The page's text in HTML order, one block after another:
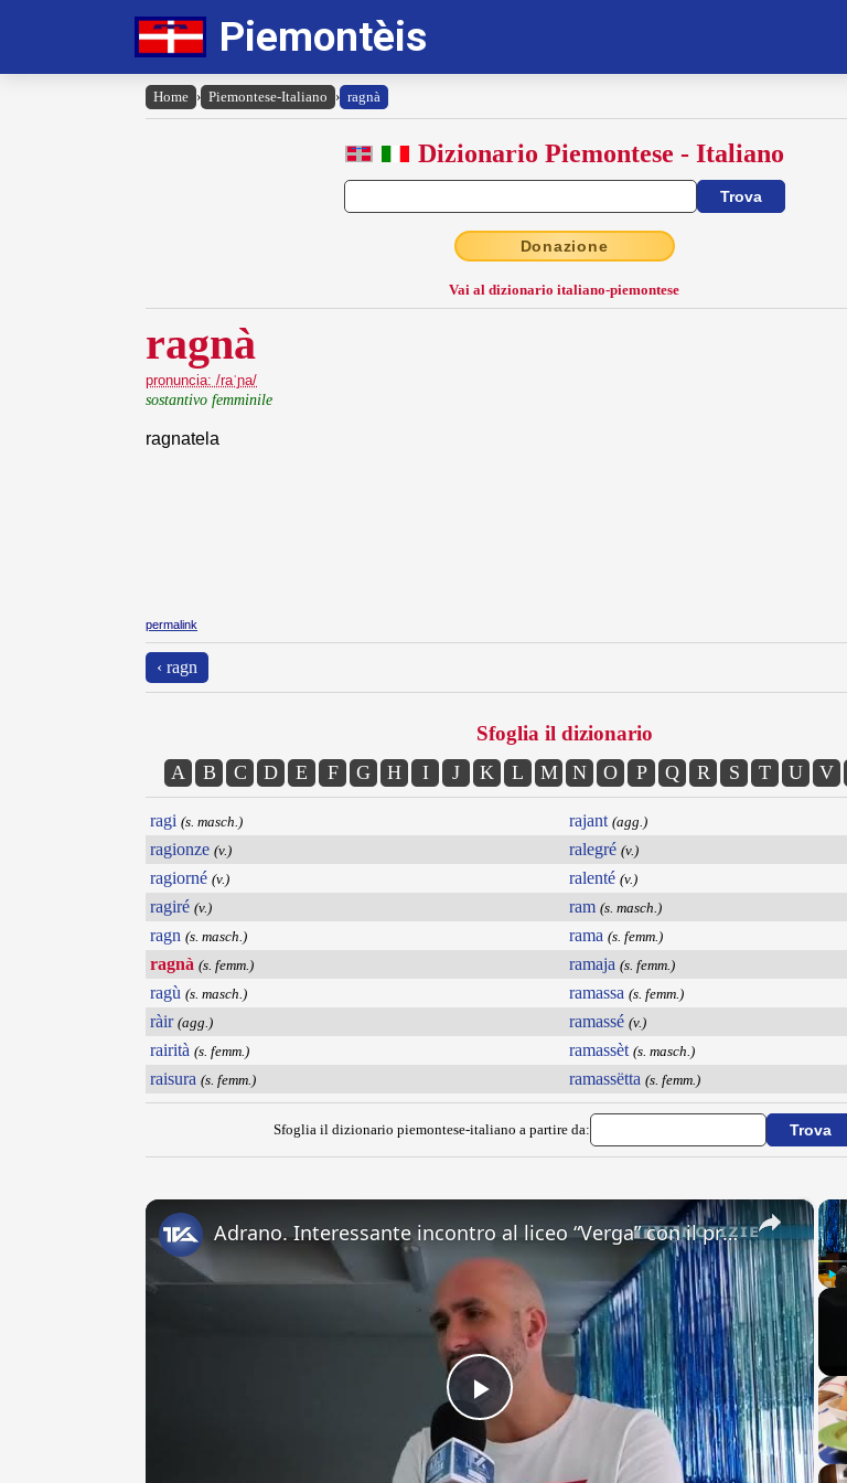
Piemontèis
Home › Piemontese-Italiano › ragnà
Dizionario Piemontese - Italiano
Donazione
Vai al dizionario italiano-piemontese
ragnà
pronuncia: /raˈɲa/
sostantivo femminile
ragnatela
permalink
‹ ragn
Sfoglia il dizionario
A B C D E F G H I J K L M N O P Q R S T U V
ragi (s. masch.)
ragionze (v.)
ragiorné (v.)
ragiré (v.)
ragn (s. masch.)
ragnà (s. femm.)
ragù (s. masch.)
ràir (agg.)
rairità (s. femm.)
raisura (s. femm.)
rajant (agg.)
ralegré (v.)
ralenté (v.)
ram (s. masch.)
rama (s. femm.)
ramaja (s. femm.)
ramassa (s. femm.)
ramassé (v.)
ramassèt (s. masch.)
ramassëtta (s. femm.)
Sfoglia il dizionario piemontese-italiano a partire da:
×
Play
Adrano. Interessante incontro al liceo “Verga” con il prof. Fabio Gamberini. Studenti del Linguistic